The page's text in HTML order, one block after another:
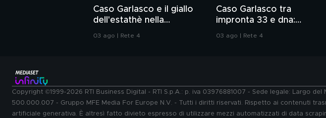
Caso Garlasco e il giallo
dell'estathè nella
spazzatura
03 ago | Rete 4
Caso Garlasco tra
impronta 33 e dna:
consulenze a confronto
03 ago | Rete 4
Copyright ©1999-2026 RTI Business Digital - RTI S.p.A.: p. iva 03976881007 - Sede legale: Largo
500.000.007 - Gruppo MFE Media For Europe N.V. - Tutti i diritti riservati. Rispetto ai contenuti
artificiale generativa. È altresì fatto divieto espresso di utilizzare mezzi automatizzati di data